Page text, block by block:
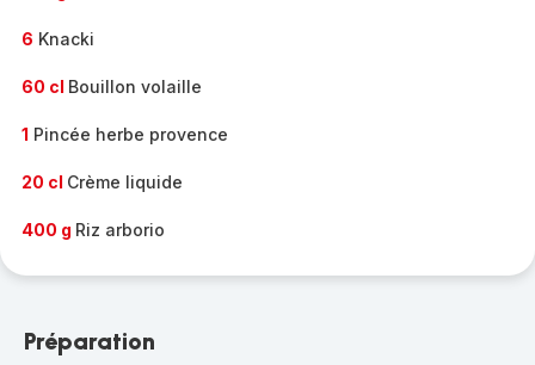
6 Knacki
60 cl Bouillon volaille
1 Pincée herbe provence
20 cl Crème liquide
400 g Riz arborio
Préparation